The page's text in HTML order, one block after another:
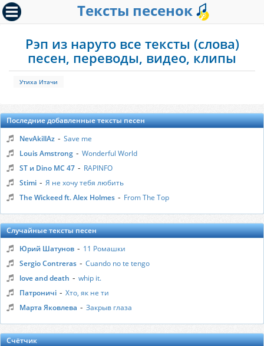
Тексты песенок
Рэп из наруто все тексты (слова)
песен, переводы, видео, клипы
Утиха Итачи
Последние добавленные тексты песен
NevAkillAz - Save me
Louis Amstrong - Wonderful World
ST и Dino MC 47 - RAPINFO
Stimi - Я не хочу тебя любить
The Wickeed ft. Alex Holmes - From The Top
Случайные тексты песен
Юрий Шатунов - 11 Ромашки
Sergio Contreras - Cuando no te tengo
love and death - whip it.
Патроничі - Хто, як не ти
Марта Яковлева - Закрыв глаза
Счётчик